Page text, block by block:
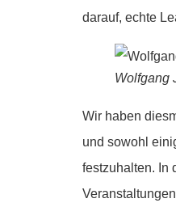
darauf, echte
Wolfgang
Wir haben
und sowohl
festzuhalten. In